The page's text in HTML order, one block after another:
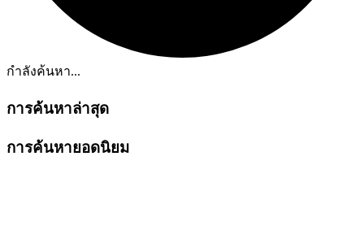
กำลังค้นหา...
การค้นหาล่าสุด
การค้นหายอดนิยม